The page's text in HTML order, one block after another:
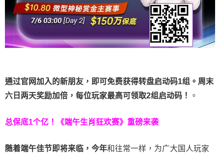
通过官网加入的新朋友，即可免费获得转盘启动码1组。周末
六日两天奖励加倍，每位玩家最高可领取2组启动码！
。
总保底1个亿！ 《端午生肖狂欢赛》重磅来袭
随着端午佳节即将来临，今年和往常一样，为广大国人玩家